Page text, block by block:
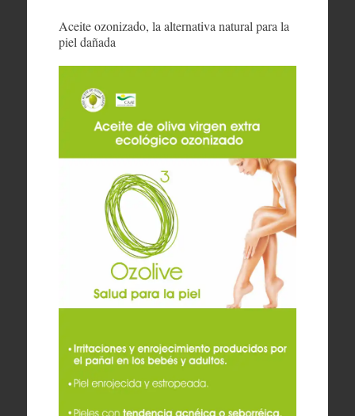
Aceite ozonizado, la alternativa natural para la
piel dañada